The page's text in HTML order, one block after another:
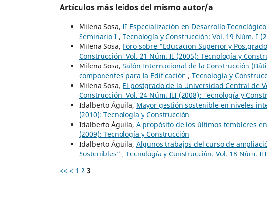
Artículos más leídos del mismo autor/a
Milena Sosa, II Especialización en Desarrollo
Seminario I , Tecnología y Construcción: Vol. 19 Núm. I
Milena Sosa, Foro sobre “Educación Superior y
Construcción: Vol. 21 Núm. II (2005): Tecnología y
Milena Sosa, Salón Internacional de la Construcción
componentes para la Edificación , Tecnología y
Milena Sosa, El postgrado de la Universidad Central de
Construcción: Vol. 24 Núm. III (2008): Tecnología y
Idalberto Águila, Mayor gestión sostenible en niveles
(2010): Tecnología y Construcción
Idalberto Águila, A propósito de los últimos temblores
(2009): Tecnología y Construcción
Idalberto Águila, Algunos trabajos del curso de
Sostenibles” , Tecnología y Construcción: Vol. 18 Núm.
<< < 1 2 3